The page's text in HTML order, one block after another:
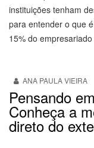
instituições tenham
para entender o que
15% do
ANA PAULA VIEIRA
Pensando
Conheça a
direto do